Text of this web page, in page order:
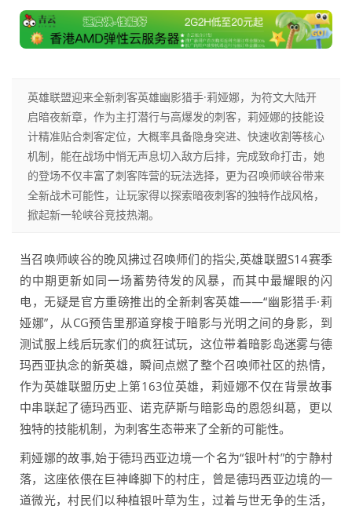
英雄联盟迎来全新刺客英雄幽影猎手·莉娅娜，为符文大陆开
启暗夜新章，作为主打潜行与高爆发的刺客，莉娅娜的技能设
计精准贴合刺客定位，大概率具备隐身突进、快速收割等核心
机制，能在战场中悄无声息切入敌方后排，完成致命打击，她
的登场不仅丰富了刺客阵营的玩法选择，更为召唤师峡谷带来
全新战术可能性，让玩家得以探索暗夜刺客的独特作战风格，
掀起新一轮峡谷竞技热潮。
当召唤师峡谷的晚风拂过召唤师们的指尖,英雄联盟S14赛季
的中期更新如同一场蓄势待发的风暴，而其中最耀眼的闪
电，无疑是官方重磅推出的全新刺客英雄——“幽影猎手·莉
娅娜”，从CG预告里那道穿梭于暗影与光明之间的身影，到
测试服上线后玩家们的疯狂试玩，这位带着暗影岛迷雾与德
玛西亚执念的新英雄，瞬间点燃了整个召唤师社区的热情，
作为英雄联盟历史上第163位英雄，莉娅娜不仅在背景故事
中串联起了德玛西亚、诺克萨斯与暗影岛的恩怨纠葛，更以
独特的技能机制，为刺客生态带来了全新的可能性。
莉娅娜的故事,始于德玛西亚边境一个名为“银叶村”的宁静村
落，这座依偎在巨神峰脚下的村庄，曾是德玛西亚边境的一
道微光，村民们以种植银叶草为生，过着与世无争的生活，